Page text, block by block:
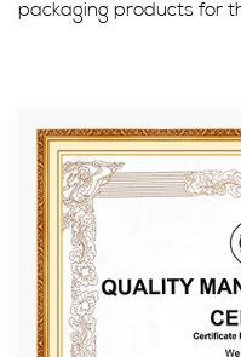
packaging products for